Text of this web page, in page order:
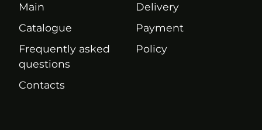
Main
Catalogue
Frequently asked
questions
Contacts
Delivery
Payment
Policy